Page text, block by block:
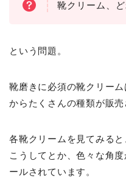
靴クリーム、
という問題。
靴磨きに必須の靴クリー
からたくさんの種類が販売
各靴クリームを見てみる
こうしてとか、色々な角
ールされています。